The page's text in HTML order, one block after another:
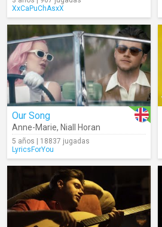
XxCaPuChAsxX
Our Song
Anne-Marie, Niall Horan
5 años | 18837 jugadas
LyricsForYou